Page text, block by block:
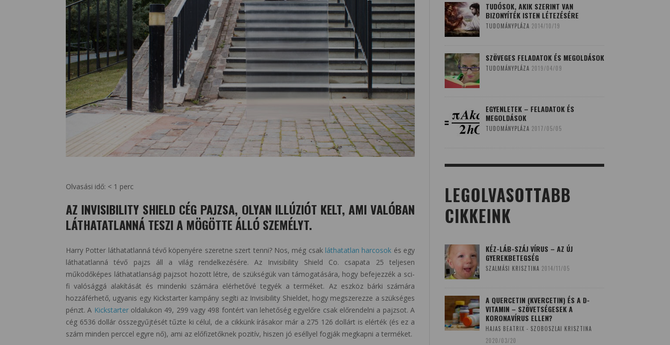
Olvasási idő: < 1 perc
AZ INVISIBILITY SHIELD CÉG PAJZSA, OLYAN ILLÚZIÓT KELT, AMI VALÓBAN
LÁTHATATLANNÁ TESZI A MÖGÖTTE ÁLLÓ SZEMÉLYT.
Harry Potter láthatatlanná tévő köpenyére szeretne szert tenni? Nos, még csak láthatatlan harcosok és egy
láthatatlanná tévő pajzs áll a világ rendelkezésére. Az Invisibility Shield Co. csapata 25 teljesen
működőképes láthatatlansági pajzsot hozott létre, de szükségük van támogatására, hogy befejezzék a sci-
fi valósággá alakítását és mindenki számára elérhetővé tegyék a terméket. Az eszköz bárki számára
hozzáférhető, ugyanis egy Kickstarter kampány segíti az Invisibility Shieldet, hogy megszerezze a szükséges
pénzt. A Kickstarteroldalukon 49, 299 vagy 498 fontért van lehetőség egyelőre csak előrendelni a pajzsot. A
cég 6536 dollár összegyűjtését tűzte ki célul, de a cikkünk írásakor már a 275 126 dollárt is elérték (és ez a
szám minden perccel egyre nő), ami az előfizetőknek pozitív, hiszen jó eséllyel fogják megkapni a terméket.
TUDÓSOK, AKIK SZERINT VAN
BIZONYÍTÉK ISTEN LÉTEZÉSÉRE
TUDOMÁNYPLÁZA 2014/10/19
SZÖVEGES FELADATOK ÉS MEGOLDÁSOK
TUDOMÁNYPLÁZA 2019/04/09
EGYENLETEK – FELADATOK ÉS
MEGOLDÁSOK
TUDOMÁNYPLÁZA 2017/05/05
LEGOLVASOTTABB
CIKKEINK
KÉZ-LÁB-SZÁJ VÍRUS – AZ ÚJ
GYEREKBETEGSÉG
SZALMÁSI KRISZTINA 2014/11/05
A QUERCETIN (KVERCETIN) ÉS A D-
VITAMIN – SZÖVETSÉGESEK A
KORONAVÍRUS ELLEN?
HAJAS BEATRIX - SZOBOSZLAI KRISZTINA
2020/03/20